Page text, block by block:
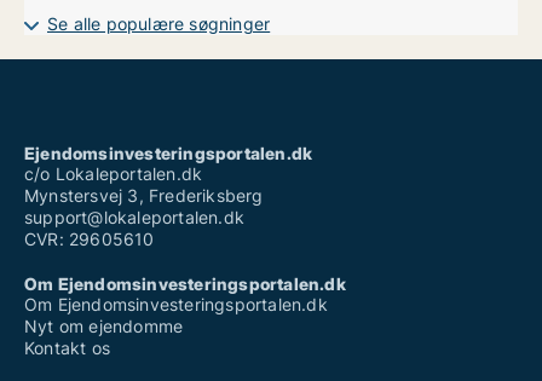
Se alle populære søgninger
Ejendomsinvesteringsportalen.dk
c/o Lokaleportalen.dk
Mynstersvej 3, Frederiksberg
support@lokaleportalen.dk
CVR: 29605610
Om Ejendomsinvesteringsportalen.dk
Om Ejendomsinvesteringsportalen.dk
Nyt om ejendomme
Kontakt os